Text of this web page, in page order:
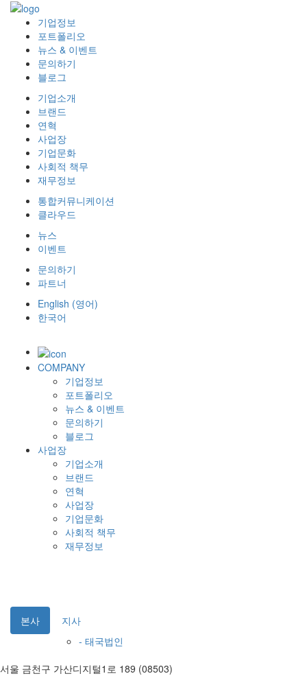
기업정보
포트폴리오
뉴스 & 이벤트
문의하기
블로그
기업소개
브랜드
연혁
사업장
기업문화
사회적 책무
재무정보
통합커뮤니케이션
클라우드
뉴스
이벤트
문의하기
파트너
English (영어)
한국어
COMPANY
기업정보
포트폴리오
뉴스 & 이벤트
문의하기
블로그
사업장
기업소개
브랜드
연혁
사업장
기업문화
사회적 책무
재무정보
본사
지사
- 태국법인
서울 금천구 가산디지털1로 189 (08503)